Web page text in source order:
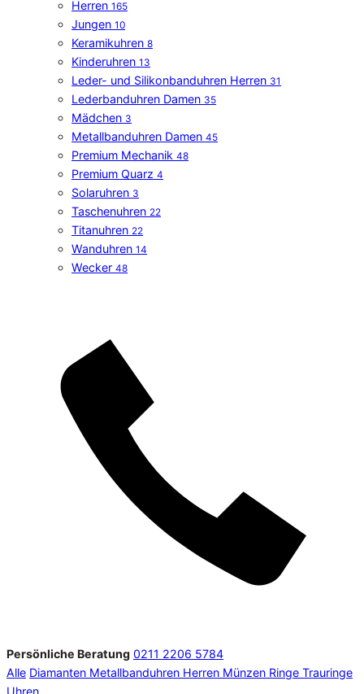
Herren 165
Jungen 10
Keramikuhren 8
Kinderuhren 13
Leder- und Silikonbanduhren Herren 31
Lederbanduhren Damen 35
Mädchen 3
Metallbanduhren Damen 45
Premium Mechanik 48
Premium Quarz 4
Solaruhren 3
Taschenuhren 22
Titanuhren 22
Wanduhren 14
Wecker 48
Persönliche Beratung 0211 2206 5784
Alle Diamanten Metallbanduhren Herren Münzen Ringe Trauringe
Uhren